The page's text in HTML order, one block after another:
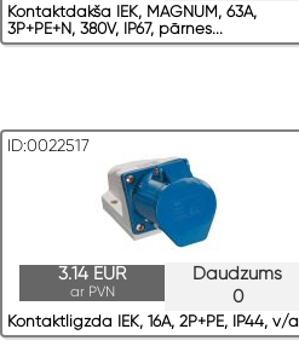
Kontaktdakša IEK, MAGNUM, 63A,
3P+PE+N, 380V, IP67, pārnes...
ID:0022517
Daudzums
0
3.14 EUR
ar PVN
Kontaktligzda IEK, 16A, 2P+PE, IP44, v/a